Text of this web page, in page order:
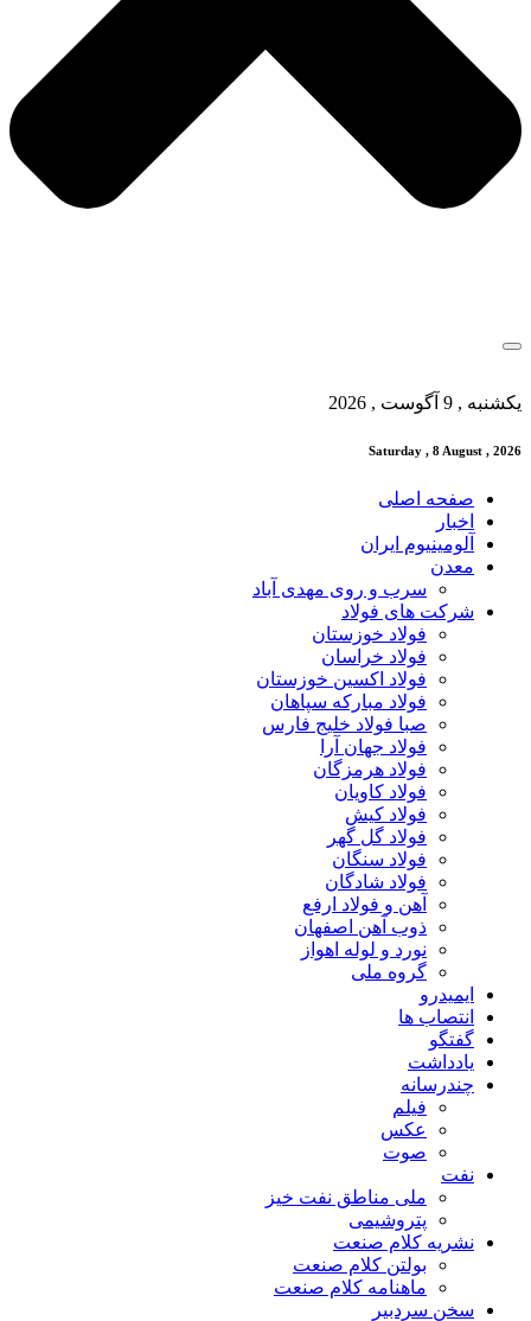
یکشنبه , 9 آگوست , 2026
Saturday , 8 August , 2026
صفحه اصلی
اخبار
آلومینیوم ایران
معدن
سرب و روی مهدی آباد
شرکت های فولاد
فولاد خوزستان
فولاد خراسان
فولاد اکسین خوزستان
فولاد مبارکه سپاهان
صبا فولاد خلیج فارس
فولاد جهان آرا
فولاد هرمزگان
فولاد کاویان
فولاد کیش
فولاد گل گهر
فولاد سنگان
فولاد شادگان
آهن و فولاد ارفع
ذوب آهن اصفهان
نورد و لوله اهواز
گروه ملی
ایمیدرو
انتصاب ها
گفتگو
یادداشت
چندرسانه
فیلم
عکس
صوت
نفت
ملی مناطق نفت خیز
پتروشیمی
نشریه کلام صنعت
بولتن کلام صنعت
ماهنامه کلام صنعت
سخن سردبیر